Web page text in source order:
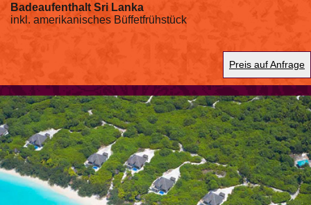
Badeaufenthalt Sri Lanka
inkl. amerikanisches Büffetfrühstück
Preis auf Anfrage